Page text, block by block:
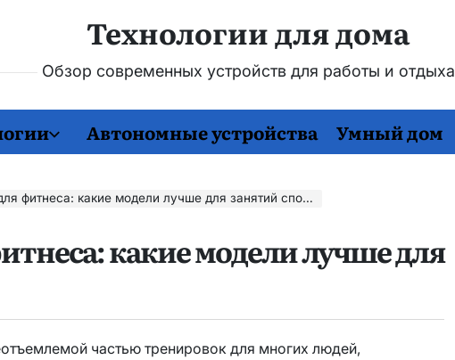
Технологии для дома
Обзор современных устройств для работы и отдыха
Автономные устройства Умный дом
фитнеса: какие модели лучше для занятий спортом?
какие модели лучше для
частью тренировок для многих людей,